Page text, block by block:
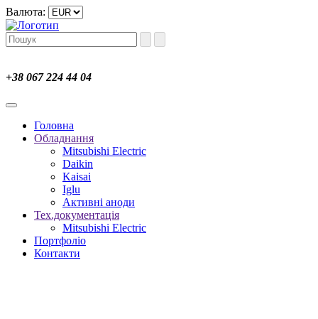
Валюта:
+38 067 224 44 04
Головна
Обладнання
Mitsubishi Electric
Daikin
Kaisai
Iglu
Активні аноди
Тех.документація
Mitsubishi Electric
Портфоліо
Контакти